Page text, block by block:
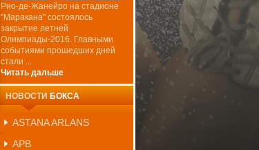
Рио-де-Жанейро на стадионе
"Маракана" состоялось
закрытие летней
Олимпиады-2016. Главными
событиями прошедших дней
стали ...
Читать дальше
НОВОСТИ БОКСА
ASTANA ARLANS
APB